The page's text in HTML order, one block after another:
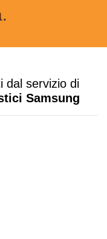
dal servizio di
Samsung